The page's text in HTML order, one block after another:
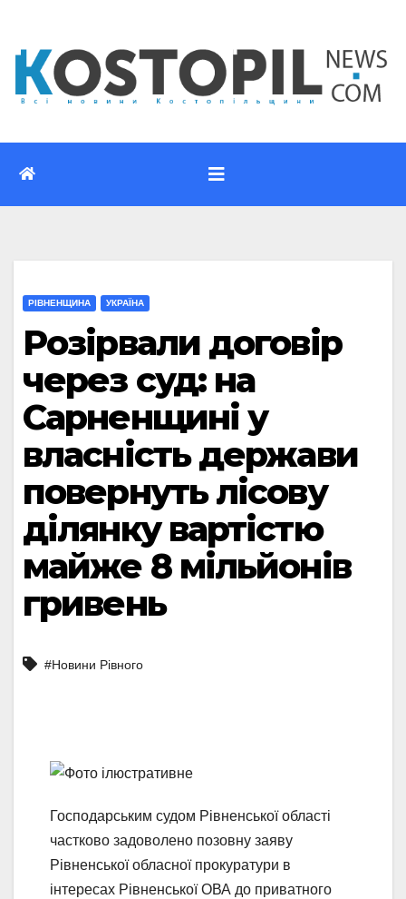
вмісту
РІВНЕНЩИНА УКРАЇНА
Розірвали договір
через суд: на
Сарненщині у
власність держави
повернуть лісову
ділянку вартістю
майже 8 мільйонів
гривень
#Новини Рівного
Господарським судом Рівненської області
частково задоволено позовну заяву
Рівненської обласної прокуратури в
інтересах Рівненської ОВА до приватного